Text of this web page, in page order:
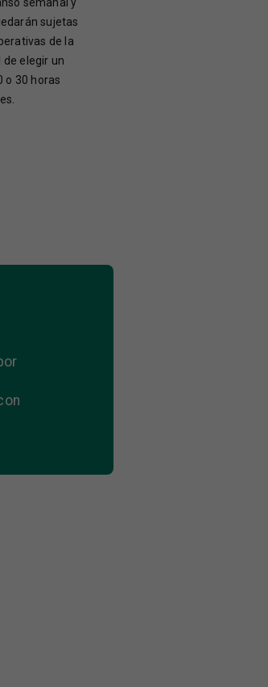
sujetas
de la
de elegir un
o 30 horas